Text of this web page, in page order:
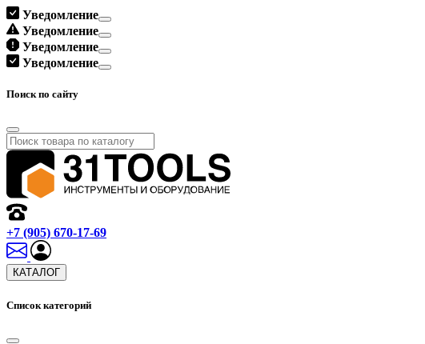
Уведомление
Уведомление
Уведомление
Уведомление
Поиск по сайту
+7 (905) 670-17-69
КАТАЛОГ
Список категорий